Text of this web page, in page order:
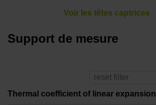
Voir les têtes captrices
Support de mesure
reset filter
Thermal coefficient of linear expansion